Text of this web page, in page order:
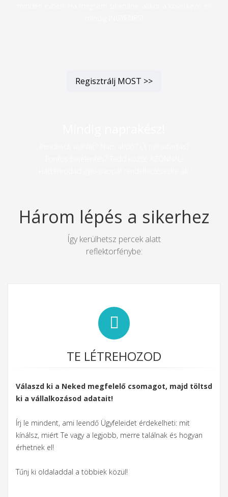
Regisztrálj MOST >>
Három lépés a sikerhez
Így kerülhetsz percek alatt
reflektorfénybe:
TE LÉTREHOZOD
Válaszd ki a Neked megfelelő csomagot, majd töltsd
ki a vállalkozásod adatait!
Írj le mindent, ami leendő Ügyfeleidet érdekelheti: mit
kínálsz, miért Te vagy a legjobb, merre találnak és hogyan
érhetnek el!
Tűnj ki oldaladdal a többiek közül!